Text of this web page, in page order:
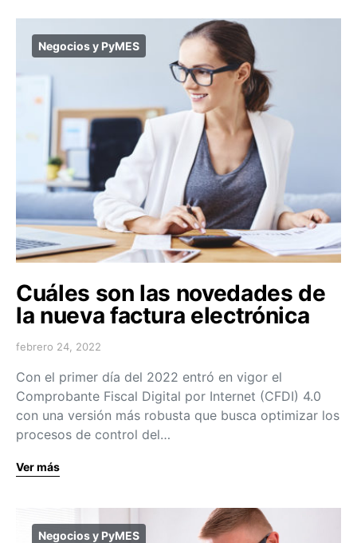
Negocios y PyMES
Cuáles son las novedades de
la nueva factura electrónica
febrero 24, 2022
Con el primer día del 2022 entró en vigor el
Comprobante Fiscal Digital por Internet (CFDI) 4.0
con una versión más robusta que busca optimizar los
procesos de control del…
Ver más
Negocios y PyMES